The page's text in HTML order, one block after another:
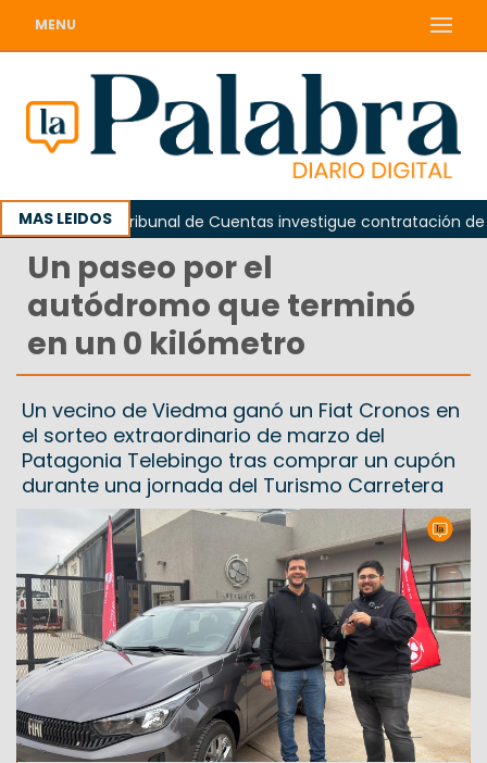
MENU
MAS LEIDOS
que el Tribunal de Cuentas investigue contratación de
Un paseo por el
autódromo que terminó
en un 0 kilómetro
Un vecino de Viedma ganó un Fiat Cronos en
el sorteo extraordinario de marzo del
Patagonia Telebingo tras comprar un cupón
durante una jornada del Turismo Carretera